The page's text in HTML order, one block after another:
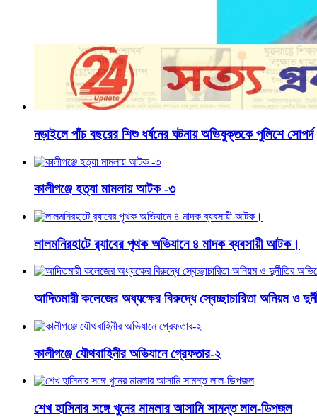
নড়াইলে পাঁচ বছরের শিশু ধর্ষনের ঘটনায় অভিযুক্তকে পুলিশে সোপর্দ
কালীগঞ্জে হত্যা মামলায় আটক -৩
লালমনিরহাটে র‍্যাবের পৃথক অভিযানে ৪ মাদক ব্যবসায়ী আটক।
আদিতমারী কলেজের অধ্যক্ষের বিরুদ্ধে স্বেচ্ছাচারিতা অনিয়ম ও
কালীগঞ্জে যৌথবাহিনীর অভিযানে গ্রেফতার-২
শেখ হাসিনার সঙ্গে খুনের মামলার আসামি সামন্ত লাল-ডিপজল